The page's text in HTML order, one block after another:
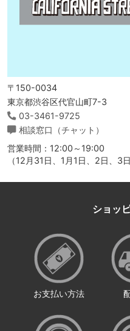
〒150-0034
東京都渋谷区代官山町7-3
03-3461-9725
相談窓口（チャット）
営業時間：12:00～19:00
（12月31日、1月1日、2日、3
ショッ
お支払い方法